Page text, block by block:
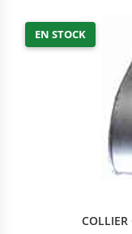
EN STOCK
COLLIER